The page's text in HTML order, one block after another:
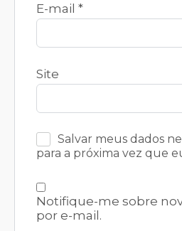
E-mail *
Site
Salvar meus dados
para a próxima vez que
Notifique-me sobre
por e-mail.